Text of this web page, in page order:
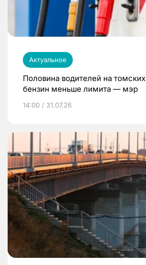
Актуальное
Половина водителей на
бензин меньше лимита — мэр
14:00 / 31.07.26